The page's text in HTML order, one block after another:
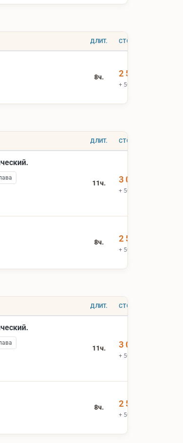
ДЛИТ. СТОИМОСТЬ
8ч. 2 500 ₽
+ 500 ₽ вх.билеты
ДЛИТ. СТОИМОСТЬ
11ч. 3 000 ₽
+ 500 ₽ вх.билеты
8ч. 2 500 ₽
+ 500 ₽ вх.билеты
ДЛИТ. СТОИМОСТЬ
11ч. 3 000 ₽
+ 500 ₽ вх.билеты
8ч. 2 500 ₽
+ 500 ₽ вх.билеты